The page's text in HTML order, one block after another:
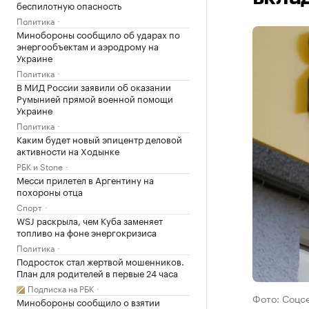
беспилотную опасность
Политика
Минобороны сообщило об ударах по
энергообъектам и аэродрому на
Украине
Политика
В МИД России заявили об оказании
Румынией прямой военной помощи
Украине
Политика
Каким будет новый эпицентр деловой
активности на Ходынке
РБК и Stone
Месси прилетел в Аргентину на
похороны отца
Спорт
WSJ раскрыла, чем Куба заменяет
топливо на фоне энергокризиса
Политика
Подросток стал жертвой мошенников.
План для родителей в первые 24 часа
Подписка на РБК
Минобороны сообщило о взятии
Фото: